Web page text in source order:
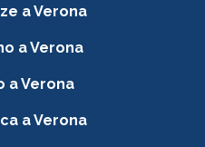
a Verona
a Verona
a Verona
a Verona